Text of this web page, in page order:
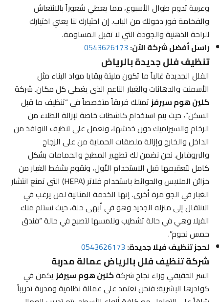
وعربية تدوم طوال الأسبوع، مما يعطي شعوراً بالانتعاش
والفخامة فور دخولك من الباب. إن اختيارك لنا يعني اختيارك
للراحة الذهنية والجودة التي لا تقبل المساومة.
راسل أفضل شركة الآن:0543626173
تنظيف فلل جديدة بالرياض
الفلل الجديدة غالباً ما تكون مليئة ببقايا مواد البناء مثل
الأسمنت والدهانات والغبار الناعم الذي يغطي كل مكان. شركة
كلين هوم سيرفزتمتلك فريقاً متخصصاً في “تنظيف ما قبل
السكن”، حيث يتم استخدام كاشطات خاصة لإزالة الطلاء من
الرخام والسيراميك دون خدشها، ونعمل على تنظيف النوافذ من
الداخل والخارج وإزالة ملصقات الحماية من على الزجاج
والبروفايل. نحن نضمن لك تطهير المطبخ والحمامات بشكل
كامل لتعقيمها قبل الاستخدام الأول، ونقوم بشفط الغبار من
خزائن الملابس والحوائط باستخدام فلاتر (HEPA) التي تمنع انتشار
الغبار في الجو مرة أخرى. إنها الخدمة المثالية لمن يرغب في
الانتقال إلى منزله الجديد وهو في أبهى حلة، حيث نستلم منك
الفيلا وهي في حالة تشطيب ونلمسها لتصبح في حالة “فندق
خمس نجوم”.
لحجز تنظيف فيلا جديدة:0543626173
شركة تنظيف فلل بالرياض عمالة مدربة
السر الحقيقي وراء نجاح شركةكلين هوم سيرفزيكمن في
كوادرها البشرية؛ فنحن نعتمد على عمالة نظامية ومدربة تدريباً